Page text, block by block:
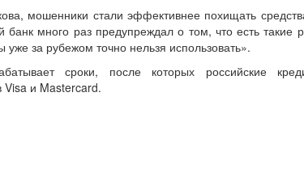
мошенники стали эффективнее похищать
много раз предупреждал о том, что есть такие
за рубежом точно нельзя использовать».
сроки, после которых российские
Visa и Mastercard.